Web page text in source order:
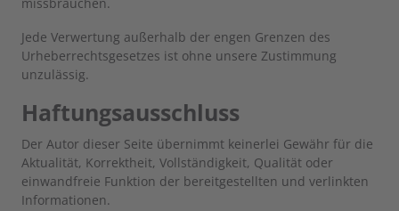
Jede Verwertung außerhalb der engen Grenzen des
Urheberrechtsgesetzes ist ohne unsere Zustimmung
unzulässig.
Haftungsausschluss
Der Autor dieser Seite übernimmt keinerlei Gewähr für die
Aktualität, Korrektheit, Vollständigkeit, Qualität oder
einwandfreie Funktion der bereitgestellten und verlinkten
Informationen.